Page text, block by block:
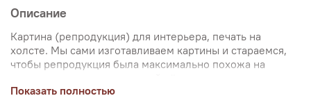
Описание
Картина (репродукция) для интерьера, печать на
холсте. Мы сами изготавливаем картины и стараемся,
чтобы репродукция была максимально похожа на
Именно поэтому, мы уделяем особое внимание
Показать полностью